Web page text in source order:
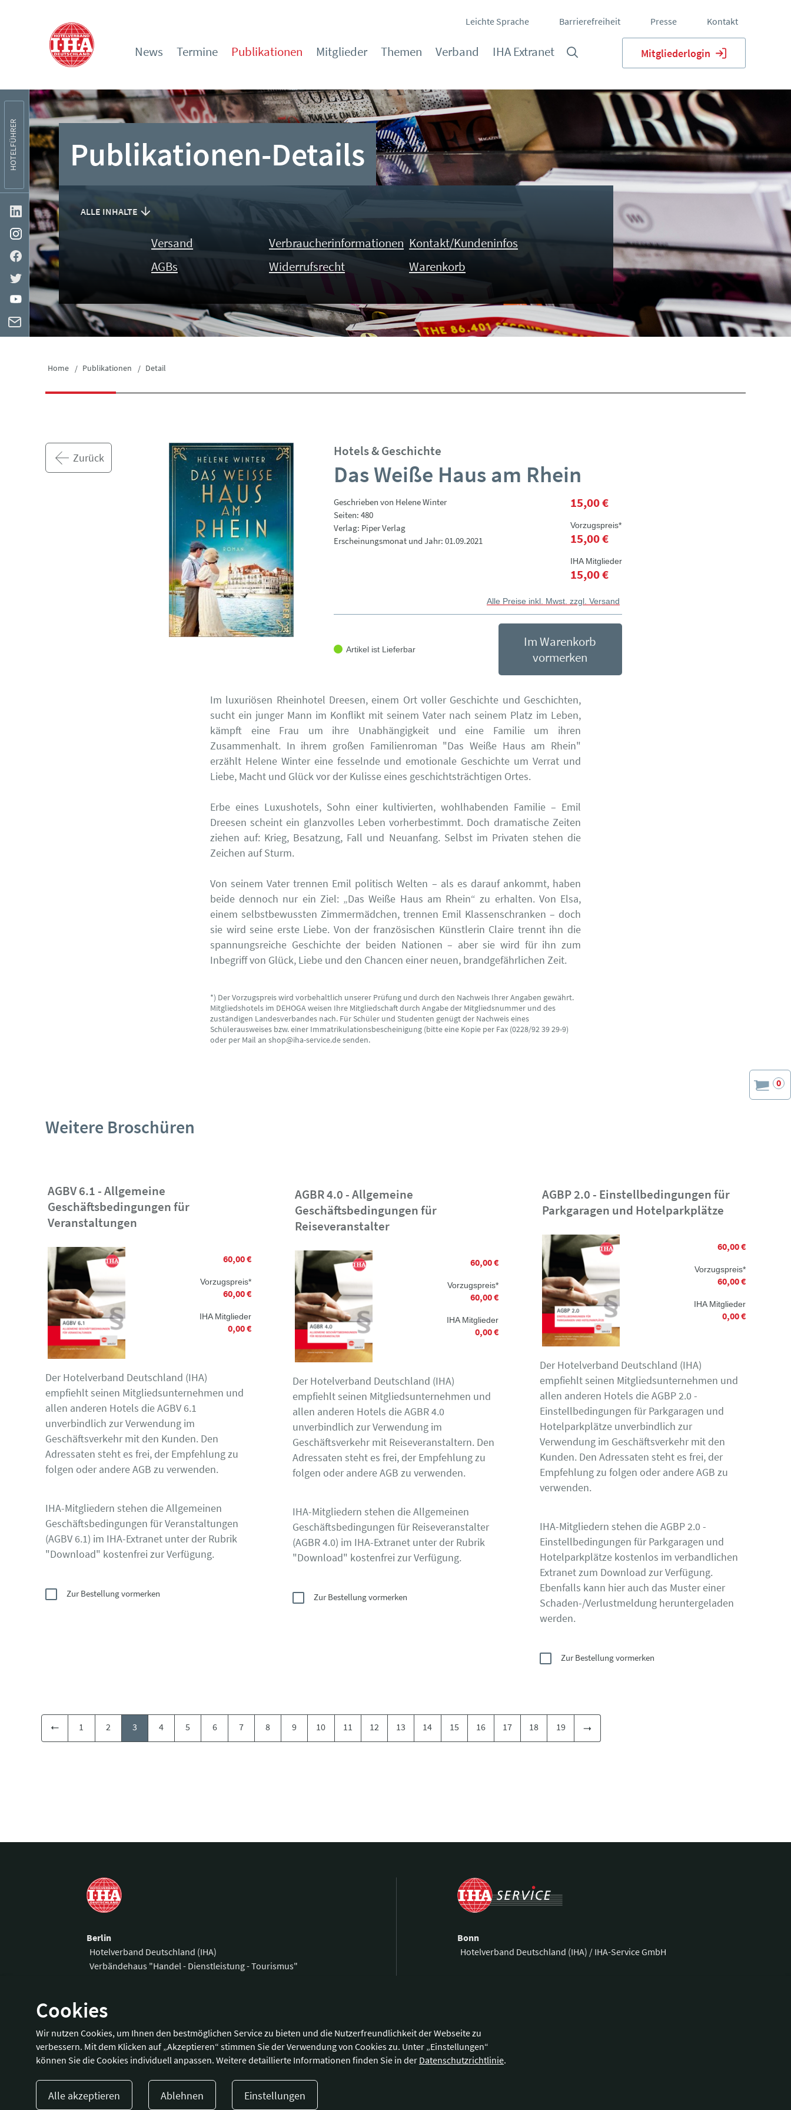
Cookies
Wir nutzen Cookies, um Ihnen den bestmöglichen Service zu bieten und die Nutzerfreundlichkeit der Webseite zu
verbessern. Mit dem Klicken auf „Akzeptieren“ stimmen Sie der Verwendung von Cookies zu. Unter „Einstellungen“
können Sie die Cookies individuell anpassen. Weitere detaillierte Informationen finden Sie in der Datenschutzrichtlinie.
Alle akzeptieren Ablehnen Einstellungen
Leichte Sprache Barrierefreiheit Presse Kontakt
News Termine Publikationen Mitglieder Themen Verband IHA Extranet Mitgliederlogin
HOTELFÜHRER Publikationen-Details
ALLE INHALTE
Versand
AGBs
Verbraucherinformationen
Widerrufsrecht
Kontakt/Kundeninfos
Warenkorb
Home Publikationen Detail
Zurück Hotels & Geschichte
Das Weiße Haus am Rhein
Geschrieben von Helene Winter
Seiten: 480
Verlag: Piper Verlag
Erscheinungsmonat und Jahr: 01.09.2021
15,00 €
Vorzugspreis*
15,00 €
IHA Mitglieder
15,00 €
Alle Preise inkl. Mwst. zzgl. Versand
Artikel ist Lieferbar
Im Warenkorb
vormerken
0
Im luxuriösen Rheinhotel Dreesen, einem Ort voller Geschichte und Geschichten,
sucht ein junger Mann im Konflikt mit seinem Vater nach seinem Platz im Leben,
kämpft eine Frau um ihre Unabhängigkeit und eine Familie um ihren
Zusammenhalt. In ihrem großen Familienroman "Das Weiße Haus am Rhein"
erzählt Helene Winter eine fesselnde und emotionale Geschichte um Verrat und
Liebe, Macht und Glück vor der Kulisse eines geschichtsträchtigen Ortes.
Erbe eines Luxushotels, Sohn einer kultivierten, wohlhabenden Familie – Emil
Dreesen scheint ein glanzvolles Leben vorherbestimmt. Doch dramatische Zeiten
ziehen auf: Krieg, Besatzung, Fall und Neuanfang. Selbst im Privaten stehen die
Zeichen auf Sturm.
Von seinem Vater trennen Emil politisch Welten – als es darauf ankommt, haben
beide dennoch nur ein Ziel: „Das Weiße Haus am Rhein“ zu erhalten. Von Elsa,
einem selbstbewussten Zimmermädchen, trennen Emil Klassenschranken – doch
sie wird seine erste Liebe. Von der französischen Künstlerin Claire trennt ihn die
spannungsreiche Geschichte der beiden Nationen – aber sie wird für ihn zum
Inbegriff von Glück, Liebe und den Chancen einer neuen, brandgefährlichen Zeit.
*) Der Vorzugspreis wird vorbehaltlich unserer Prüfung und durch den Nachweis Ihrer Angaben gewährt.
Mitgliedshotels im DEHOGA weisen Ihre Mitgliedschaft durch Angabe der Mitgliedsnummer und des
zuständigen Landesverbandes nach. Für Schüler und Studenten genügt der Nachweis eines
Schülerausweises bzw. einer Immatrikulationsbescheinigung (bitte eine Kopie per Fax (0228/92 39 29-9)
oder per Mail an shop@iha-service.de senden.
Weitere Broschüren
AGBV 6.1 - Allgemeine
Geschäftsbedingungen für
Veranstaltungen
60,00 €
Vorzugspreis*
60,00 €
IHA Mitglieder
0,00 €
Der Hotelverband Deutschland (IHA)
empfiehlt seinen Mitgliedsunternehmen und
allen anderen Hotels die AGBV 6.1
unverbindlich zur Verwendung im
Geschäftsverkehr mit den Kunden. Den
Adressaten steht es frei, der Empfehlung zu
folgen oder andere AGB zu verwenden.
IHA-Mitgliedern stehen die Allgemeinen
Geschäftsbedingungen für Veranstaltungen
(AGBV 6.1) im IHA-Extranet unter der Rubrik
"Download" kostenfrei zur Verfügung.
Zur Bestellung vormerken
AGBR 4.0 - Allgemeine
Geschäftsbedingungen für
Reiseveranstalter
60,00 €
Vorzugspreis*
60,00 €
IHA Mitglieder
0,00 €
Der Hotelverband Deutschland (IHA)
empfiehlt seinen Mitgliedsunternehmen und
allen anderen Hotels die AGBR 4.0
unverbindlich zur Verwendung im
Geschäftsverkehr mit Reiseveranstaltern. Den
Adressaten steht es frei, der Empfehlung zu
folgen oder andere AGB zu verwenden.
IHA-Mitgliedern stehen die Allgemeinen
Geschäftsbedingungen für Reiseveranstalter
(AGBR 4.0) im IHA-Extranet unter der Rubrik
"Download" kostenfrei zur Verfügung.
Zur Bestellung vormerken
AGBP 2.0 - Einstellbedingungen für
Parkgaragen und Hotelparkplätze
60,00 €
Vorzugspreis*
60,00 €
IHA Mitglieder
0,00 €
Der Hotelverband Deutschland (IHA)
empfiehlt seinen Mitgliedsunternehmen und
allen anderen Hotels die AGBP 2.0 -
Einstellbedingungen für Parkgaragen und
Hotelparkplätze unverbindlich zur
Verwendung im Geschäftsverkehr mit den
Kunden. Den Adressaten steht es frei, der
Empfehlung zu folgen oder andere AGB zu
verwenden.
IHA-Mitgliedern stehen die AGBP 2.0 -
Einstellbedingungen für Parkgaragen und
Hotelparkplätze kostenlos im verbandlichen
Extranet zum Download zur Verfügung.
Ebenfalls kann hier auch das Muster einer
Schaden-/Verlustmeldung heruntergeladen
werden.
Zur Bestellung vormerken
1 2 3 4 5 6 7 8 9 10 11 12 13 14 15 16 17 18 19
Berlin
Hotelverband Deutschland (IHA)
Verbändehaus "Handel - Dienstleistung - Tourismus"
10117 Berlin
Wegbeschreibung
Bonn
Hotelverband Deutschland (IHA) / IHA-Service GmbH
Wegbeschreibung
Presse Kontakt Impressum Datenschutzerklärung